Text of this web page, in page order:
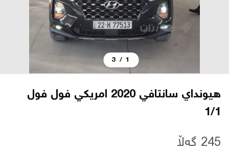
دەربارە
بڵاگ
شۆپەکان
1
/
3
هیونداي سانتافي 2020 امریكي فول فول
1/1
245 گەڵا